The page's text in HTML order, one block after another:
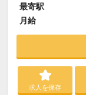
最寄駅
月給
求人を保存